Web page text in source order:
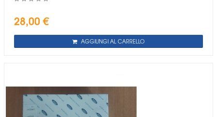
28,00 €
AGGIUNGI AL CARRELLO